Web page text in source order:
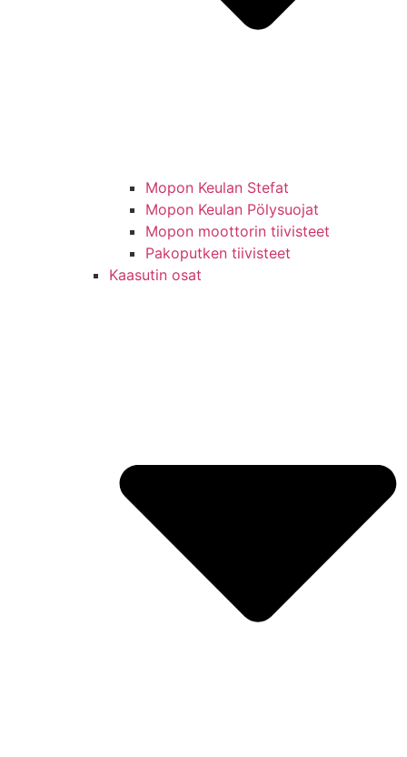
Mopon Keulan Stefat
Mopon Keulan Pölysuojat
Mopon moottorin tiivisteet
Pakoputken tiivisteet
Kaasutin osat